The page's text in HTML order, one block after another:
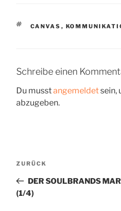
SCHLAGWÖRTER
CANVAS ,
Schreibe einen
Du musstangemeldetsein,
abzugeben.
Vorheriger
ZURÜCK
DER SOULBRANDS
(1/4)